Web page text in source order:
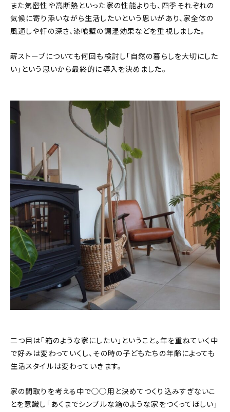
また気密性や高断熱といった家の性能よりも、四季それぞれの
気候に寄り添いながら生活したいという思いがあり、家全体の
風通しや軒の深さ、漆喰壁の調湿効果などを重視しました。
薪ストーブについても何回も検討し「自然の暮らしを大切にした
い」という思いから最終的に導入を決めました。
二つ目は「箱のような家にしたい」ということ。年を重ねていく中
で好みは変わっていくし、その時の子どもたちの年齢によっても
生活スタイルは変わっていきます。
家の間取りを考える中で◯◯用と決めてつくり込みすぎないこ
とを意識し「あくまでシンプルな箱のような家をつくってほしい」